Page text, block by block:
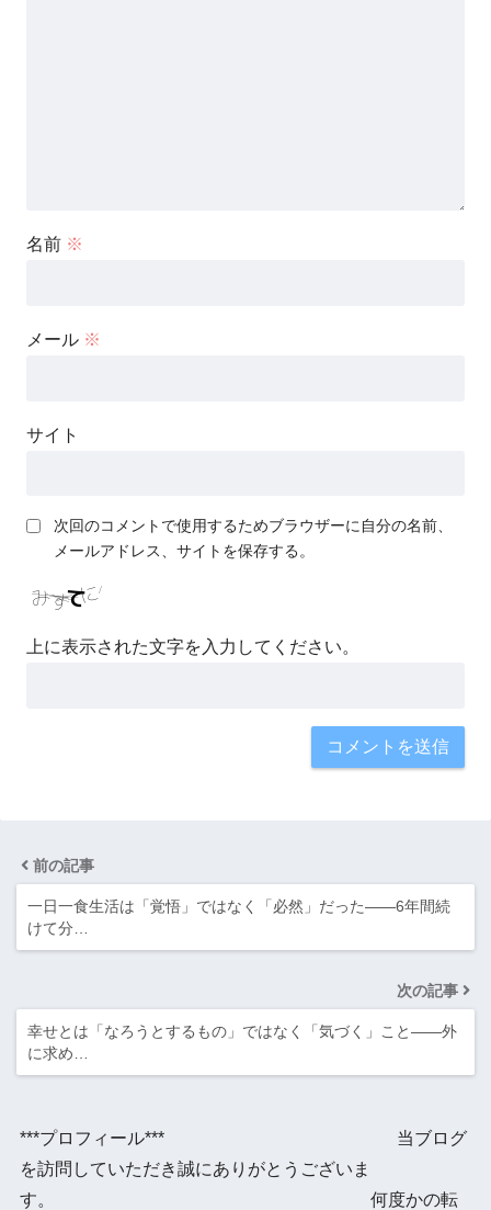
名前 ※
メール ※
サイト
次回のコメントで使用するためブラウザーに自分の名前、
メールアドレス、サイトを保存する。
上に表示された文字を入力してください。
前の記事
一日一食生活は「覚悟」ではなく「必然」だった――6年間続
けて分…
次の記事
幸せとは「なろうとするもの」ではなく「気づく」こと——外
に求め…
***プロフィール*** 当ブログ
を訪問していただき誠にありがとうございま
す。 何度かの転